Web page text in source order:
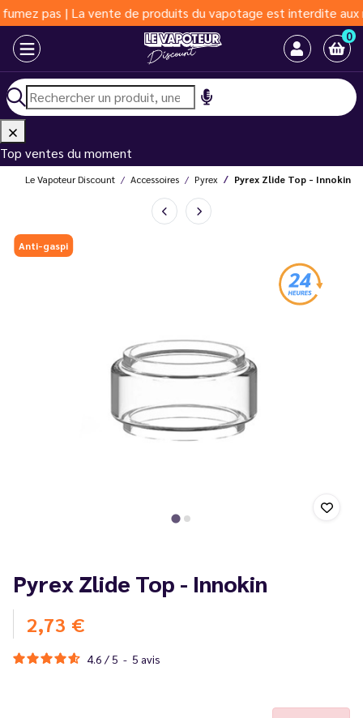
| La vente de produits du vapotage est interdite aux moins
0
Top ventes du moment
Le Vapoteur Discount Accessoires Pyrex Pyrex Zlide Top - Innokin
Anti-gaspi
Pyrex Zlide Top - Innokin
2,73 €
4.6 / 5 - 5 avis